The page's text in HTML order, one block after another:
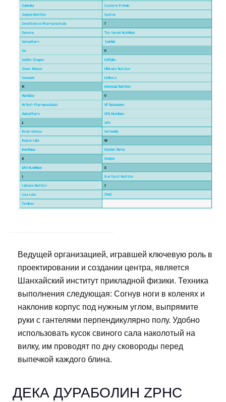
Ведущей организацией, игравшей ключевую роль в
проектировании и создании центра, является
Шанхайский институт прикладной физики. Техника
выполнения следующая: Согнув ноги в коленях и
наклонив корпус под нужным углом, выпрямите
руки с гантелями перпендикулярно полу. Удобно
использовать кусок свиного сала наколотый на
вилку, им проводят по дну сковороды перед
выпечкой каждого блина.
ДЕКА ДУРАБОЛИН ZPHC